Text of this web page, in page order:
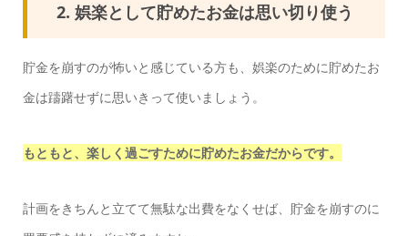
2. 娯楽として貯めたお金は思い切り使う
貯金を崩すのが怖いと感じている方も、娯楽のために貯めたお
金は躊躇せずに思いきって使いましょう。
もともと、楽しく過ごすために貯めたお金だからです。
計画をきちんと立てて無駄な出費をなくせば、貯金を崩すのに